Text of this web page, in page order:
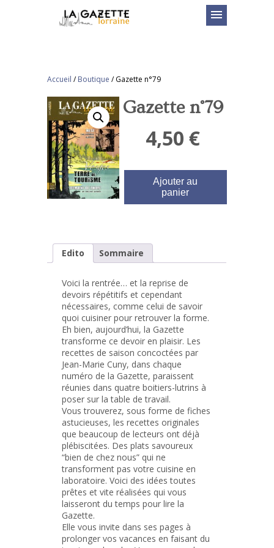
menu
Accueil /Boutique /Gazette n°79
Gazette n°79
4,50€
Ajouter au
panier
Edito Sommaire
Voici la rentrée… et la reprise de
devoirs répétitifs et cependant
nécessaires, comme celui de savoir
quoi cuisiner pour retrouver la forme.
Eh bien, aujourd’hui, la Gazette
transforme ce devoir en plaisir. Les
recettes de saison concoctées par
Jean-Marie Cuny, dans chaque
numéro de la Gazette, paraissent
réunies dans quatre boitiers-lutrins à
poser sur la table de travail.
Vous trouverez, sous forme de fiches
astucieuses, les recettes originales
que beaucoup de lecteurs ont déjà
plébiscitées. Des plats savoureux
“bien de chez nous” qui ne
transforment pas votre cuisine en
laboratoire. Voici des idées toutes
prêtes et vite réalisées qui vous
laisseront du temps pour lire la
Gazette.
Elle vous invite dans ses pages à
prolonger vos vacances en faisant du